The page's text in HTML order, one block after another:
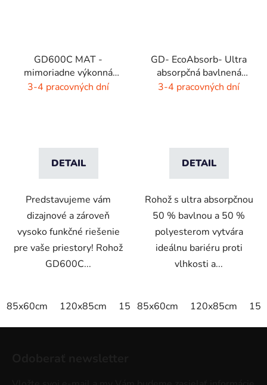
GD600C MAT -
mimoriadne výkonná
čistiaca rohož - 9 farieb
3-4 pracovných dní
DETAIL
Predstavujeme vám
dizajnové a zároveň
vysoko funkčné riešenie
pre vaše priestory! Rohož
GD600C...
85x60cm 120x85cm 150x85cm 175x115cm
GD- EcoAbsorb- Ultra
absorpčná bavlnená
rohož -sivý melír
3-4 pracovných dní
DETAIL
Rohož s ultra absorpčnou
50 % bavlnou a 50 %
polyesterom vytvára
ideálnu bariéru proti
vlhkosti a...
85x60cm 120x85cm